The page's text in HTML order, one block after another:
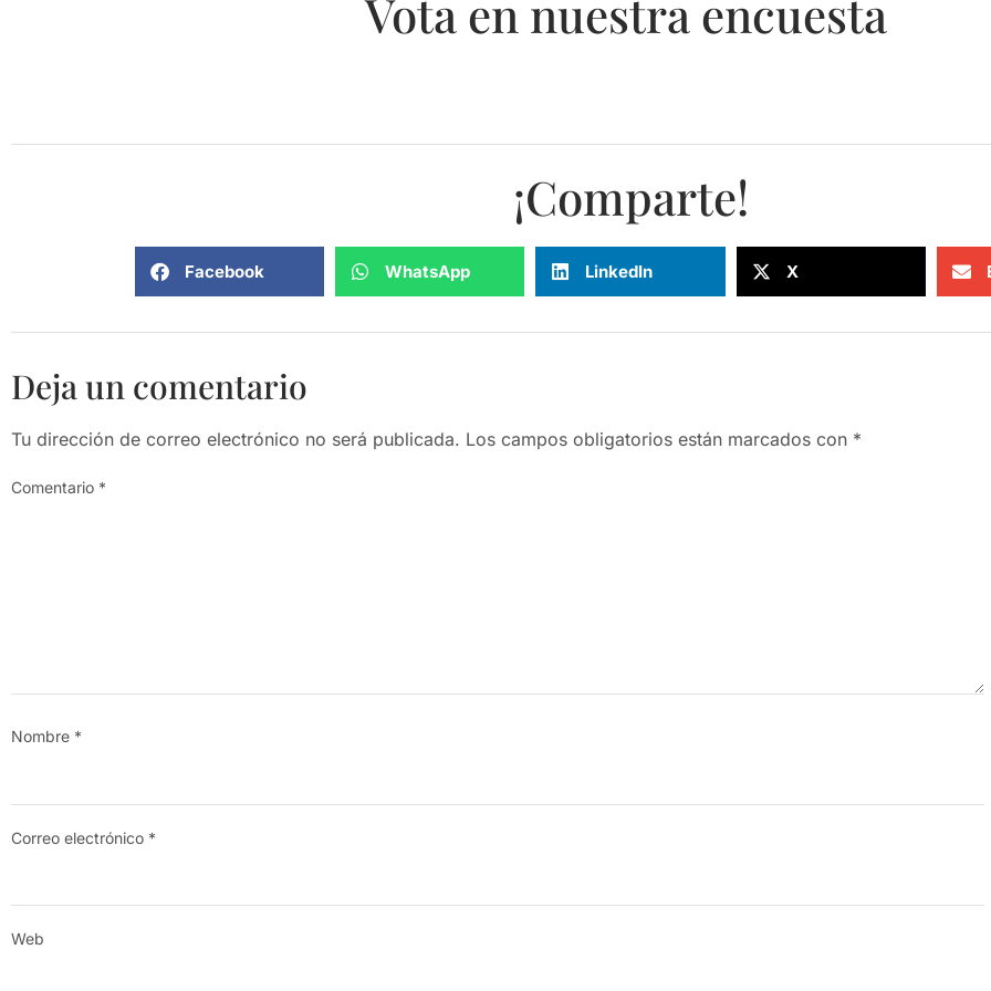
Vota en nuestra encuesta
¡Comparte!
Facebook WhatsApp LinkedIn X
Deja un comentario
Tu dirección de correo electrónico no será publicada. Los campos obligatorios están marcados con *
Comentario *
Nombre *
Correo electrónico *
Web